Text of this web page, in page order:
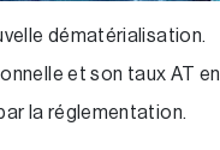
dématérialisation.
et son taux AT en
la réglementation.